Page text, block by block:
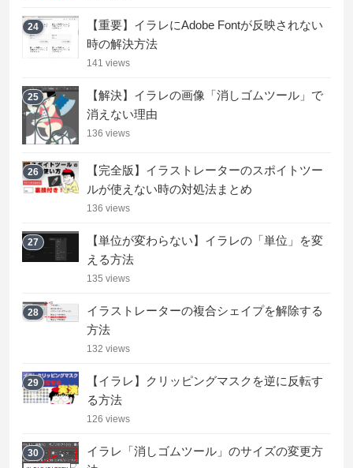
24
【重要】イラレにAdobe Fontが反映されない
時の解決方法
141 views
25
【解決】イラレの画像「消しゴムツール」で
消えない理由
136 views
26
【完全版】イラストレーターのスポイトツー
ルが使えない時の対処法まとめ
136 views
27
【単位が変わらない】イラレの「単位」を変
える方法
135 views
28
イラストレーターの複合シェイプを解除する
方法
132 views
29
【イラレ】クリッピングマスクを逆に反転す
る方法
126 views
30
イラレ「消しゴムツール」のサイズの変更方